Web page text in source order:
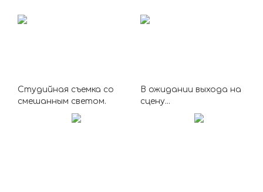
Студийная съемка со
смешанным светом.
В ожидании выхода на
сцену...